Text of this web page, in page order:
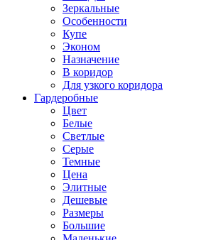
Зеркальные
Особенности
Купе
Эконом
Назначение
В коридор
Для узкого коридора
Гардеробные
Цвет
Белые
Светлые
Серые
Темные
Цена
Элитные
Дешевые
Размеры
Большие